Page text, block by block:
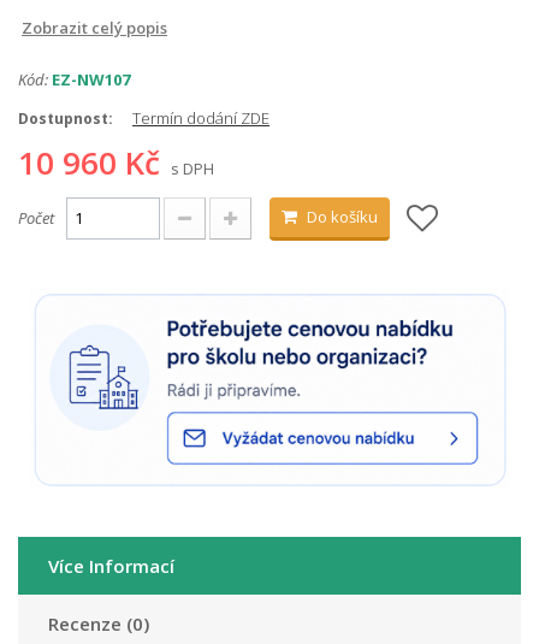
Zobrazit celý popis
Kód: EZ-NW107
Dostupnost: Termín dodání ZDE
10 960 Kč s DPH
Počet Do košíku
Více Informací
Recenze (0)